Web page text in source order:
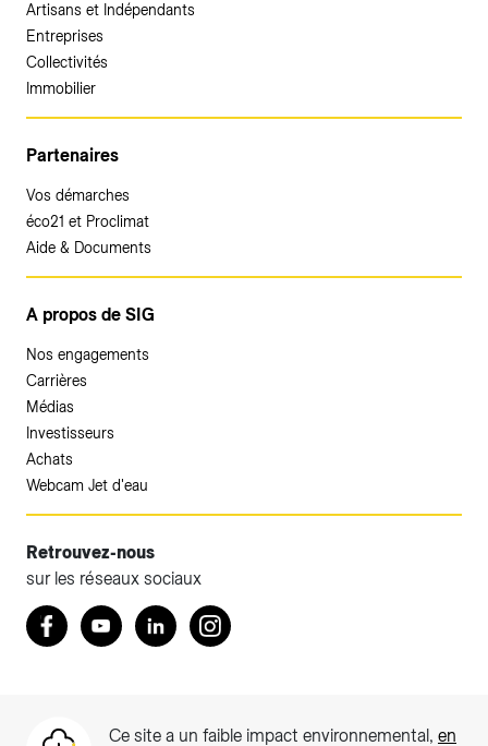
Artisans et Indépendants
Entreprises
Collectivités
Immobilier
Partenaires
Vos démarches
éco21 et Proclimat
Aide & Documents
A propos de SIG
Nos engagements
Carrières
Médias
Investisseurs
Achats
Webcam Jet d'eau
Retrouvez-nous
sur les réseaux sociaux
Retrouvez nous sur Facebook
YoutubeLinkedInInstagram
Ce site a un faible impact environnemental, en
Accéder à votre espace client SIG.
Votre espace client SIG n'est pas optimisé pour une